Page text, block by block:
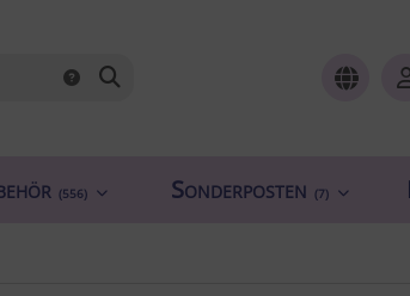
(556) Sonderposten (7)